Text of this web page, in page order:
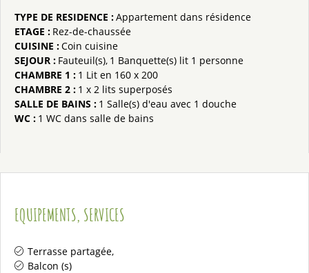
TYPE DE RESIDENCE :Appartement dans résidence
ETAGE : Rez-de-chaussée
CUISINE :Coin cuisine
SEJOUR : Fauteuil(s) 1 Banquette(s) lit 1 personne
CHAMBRE 1 : 1 Lit en 160 x 200
CHAMBRE 2 : 1 x 2 lits superposés
SALLE DE BAINS : 1 Salle(s) d'eau avec 1 douche
WC : 1 WC dans salle de bains
EQUIPEMENTS, SERVICES
Terrasse partagée
Balcon (s)